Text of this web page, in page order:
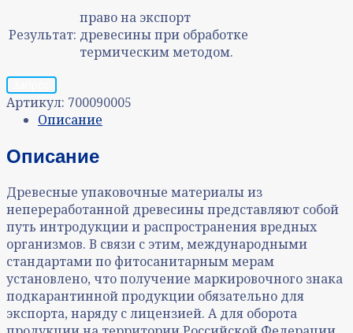
Результат:
право на экспорт
древесины при обработке
термическим методом.
Артикул: 700090005
Описание
Описание
Древесные упаковочные материалы из
непереработанной древесины представляют собой
путь интродукции и распространения вредных
организмов. В связи с этим, международными
стандартами по фитосанитарным мерам
установлено, что получение маркировочного знака
подкарантинной продукции обязательно для
экспорта, наряду с лицензией. А для оборота